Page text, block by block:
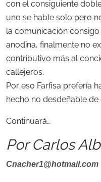
con el consiguiente
uno se hable solo pero
la comunicación
anodina, finalmente no
contributivo más al
callejeros.
Por eso Farfisa prefería
hecho no desdeñable
Continuará…
Por Carlos
Cnacher1@hotmail.com